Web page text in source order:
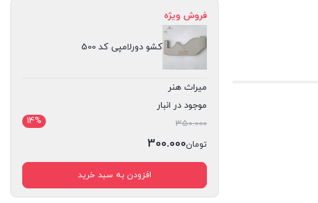
فروش ویژه
کشو دورلامپی کد 500
میراث هنر
موجود در انبار
14%
350.000قیمت
اصلی:
تومان300.000
قیمت
فعلی:
تومان300.000.
افزودن به سبد خرید